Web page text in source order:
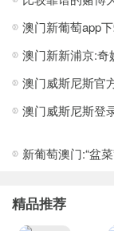
到现在我仍在努力
到骄傲，难以置信。
精品推荐